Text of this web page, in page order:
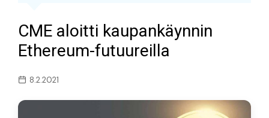
CME aloitti kaupankäynnin
Ethereum-futuureilla
8.2.2021